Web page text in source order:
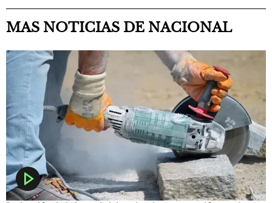
MAS NOTICIAS DE NACIONAL